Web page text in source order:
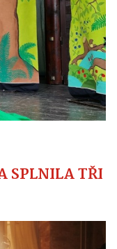
SPLNILA